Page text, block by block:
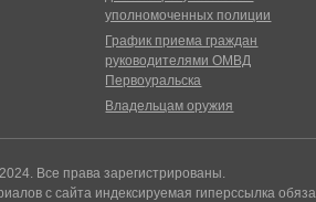
уполномоченных полиции
График приема граждан
руководителями ОМВД
Первоуральска
Владельцам оружия
Все права зарегистрированы.
с сайта индексируемая гиперссылка